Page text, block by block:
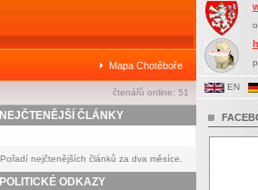
Mapa Chotěboře
čtenářů online: 51
NEJČTENĚJŠÍ ČLÁNKY
Pořadí nejčtenějších článků za dva měsíce.
POLITICKÉ ODKAZY
EN